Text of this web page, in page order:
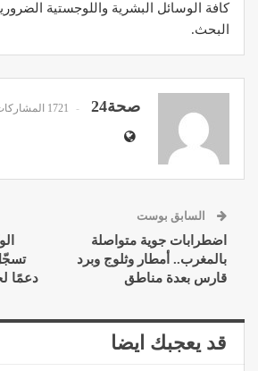
كافة الوسائل البشرية واللوجستية
البحث.
صحة24 1721 المشاركات
السابق بوست
اضطرابات جوية متواصلة
بالمغرب.. أمطار وثلوج وبرد
قارس بعدة مناطق
دعمًا
قد يعجبك ايضا